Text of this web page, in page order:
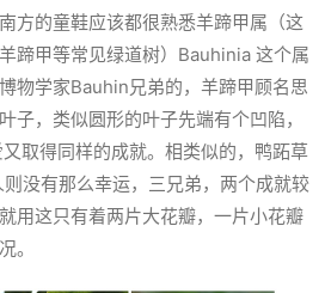
方的童鞋应该都很熟悉羊蹄甲属（这
蹄甲等常见绿道树） Bauhinia 这个属
物学家Bauhin兄弟的，羊蹄甲顾名思
子，类似圆形的叶子先端有个凹陷，
取得同样的成就。相类似的，鸭跖草
则没有那么幸运，三兄弟，两个成就较
用这只有着两片大花瓣，一片小花瓣
。